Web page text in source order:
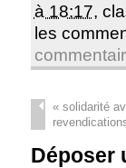
à 18:17,
les
«solidarité
Déposer